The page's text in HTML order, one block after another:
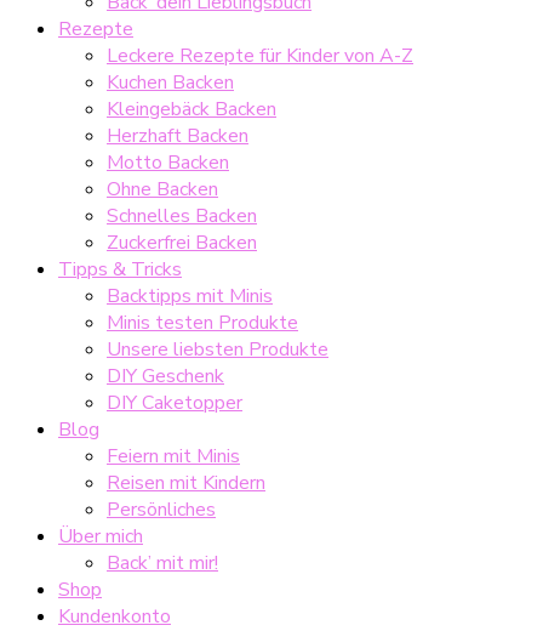
Rezepte
Leckere Rezepte für Kinder von A-Z
Kuchen Backen
Kleingebäck Backen
Herzhaft Backen
Motto Backen
Ohne Backen
Schnelles Backen
Zuckerfrei Backen
Tipps & Tricks
Backtipps mit Minis
Minis testen Produkte
Unsere liebsten Produkte
DIY Geschenk
DIY Caketopper
Blog
Feiern mit Minis
Reisen mit Kindern
Persönliches
Über mich
Back’ mit mir!
Shop
Kundenkonto